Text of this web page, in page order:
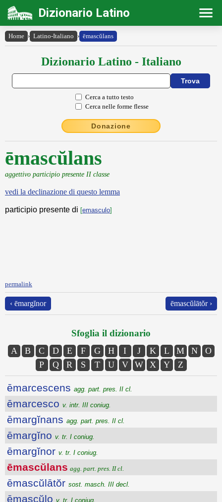
Dizionario Latino
Home › Latino-Italiano › ēmascŭlans
Dizionario Latino - Italiano
Cerca a tutto testo
Cerca nelle forme flesse
Donazione
ēmascŭlans
aggettivo participio presente II classe
vedi la declinazione di questo lemma
participio presente di [emasculo]
permalink
‹ ēmargĭnor ēmascŭlātŏr ›
Sfoglia il dizionario
A B C D E F G H I J K L M N
O
P
Q R S T U V W X Y Z
ēmarcescens agg. part. pres. II cl.
ēmarcesco v. intr. III coniug.
ēmargĭnans agg. part. pres. II cl.
ēmargĭno v. tr. I coniug.
ēmargĭnor v. tr. I coniug.
ēmascŭlans agg. part. pres. II cl.
ēmascŭlātŏr sost. masch. III decl.
ēmascŭlo v. tr. I coniug.